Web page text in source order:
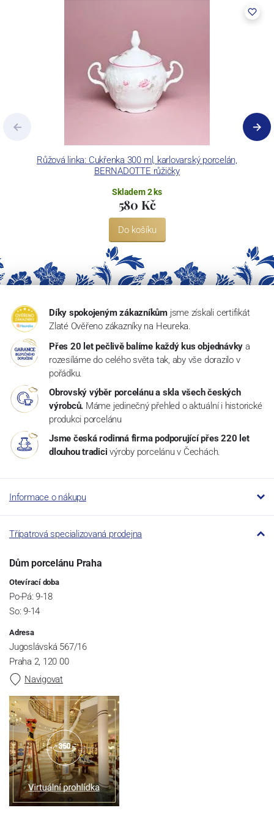
pecemi a vtavnou dekorační pecí. Závod je schopen dekorovat své
Concordia Lesov používá ochrannou známku LC a Thun Hotel &
Růžová linka: Cukřenka 300 ml, karlovarský porcelán,
BERNADOTTE růžičky
Skladem 2 ks
580 Kč
Do košíku
Díky spokojeným zákazníkům jsme získali certifikát
Zlaté Ověřeno zákazníky na Heureka.
Přes 20 let pečlivě balíme každý kus objednávky a
rozesíláme do celého světa tak, aby vše dorazilo v
pořádku.
Obrovský výběr porcelánu a skla všech českých
výrobců. Máme jedinečný přehled o aktuální i historické
produkci porcelánu
Jsme česká rodinná firma podporující přes 220 let
dlouhou tradici výroby porcelánu v Čechách.
Informace o nákupu
Třípatrová specializovaná prodejna
Dům porcelánu Praha
Otevírací doba
Po-Pá: 9-18
So: 9-14
Adresa
Jugoslávská 567/16
Praha 2, 120 00
Navigovat